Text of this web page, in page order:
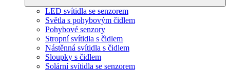
LED svítidla se senzorem
Světla s pohybovým čidlem
Pohybové senzory
Stropní svítidla s čidlem
Nástěnná svítidla s čidlem
Sloupky s čidlem
Solární svítidla se senzorem